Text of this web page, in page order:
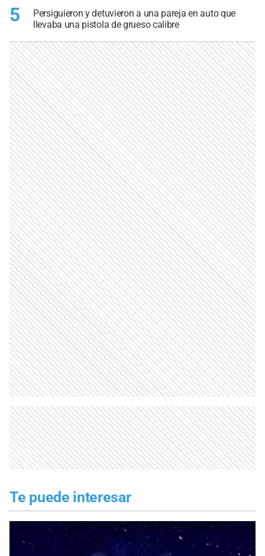
5
Persiguieron y detuvieron a una pareja en auto que
llevaba una pistola de grueso calibre
Te puede interesar